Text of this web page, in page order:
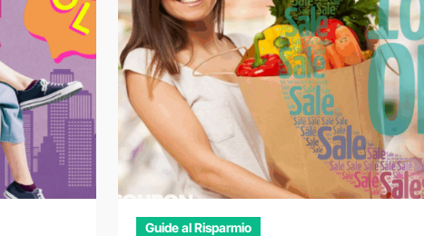
Guide al Risparmio